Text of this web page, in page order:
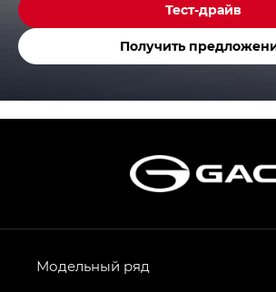
Тест-драйв
Получить
Модельный ряд